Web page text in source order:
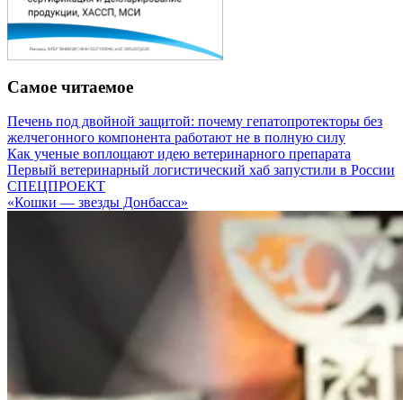
Самое читаемое
Печень под двойной защитой: почему гепатопротекторы без
желчегонного компонента работают не в полную силу
Как ученые воплощают идею ветеринарного препарата
Первый ветеринарный логистический хаб запустили в России
СПЕЦПРОЕКТ
«Кошки — звезды Донбасса»